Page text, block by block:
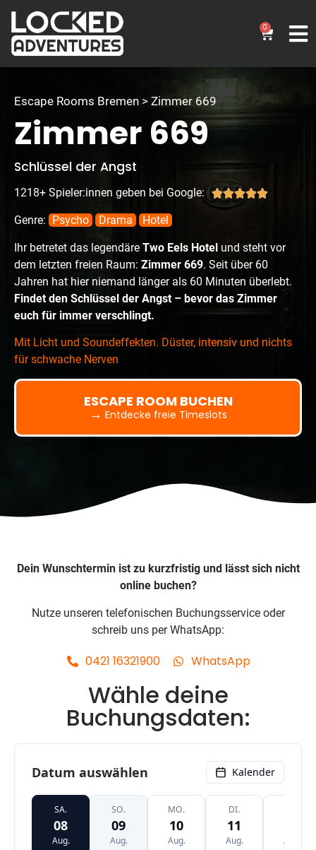
0
Escape Rooms Bremen > Zimmer 669
Zimmer 669
Schlüssel der Angst
1218+ Spieler:innen geben bei Google: 
Genre: Psycho Drama Hotel
Ihr betretet das legendäre Two Eels Hotel und steht vor
dem letzten freien Raum: Zimmer 669. Seit über 60
Jahren hat hier niemand länger als 60 Minuten überlebt.
Findet den Schlüssel der Angst – bevor das Zimmer
euch für immer verschlingt.
Mit Licht und Soundeffekten. Düster, intensiv und nichts
für schwache Nerven
ESCAPE ROOM BUCHEN
→ Entdecke freie Timeslots
Dein Wunschtermin ist zu kurzfristig und lässt sich nicht
online buchen?
Nutze unseren telefonischen Buchungsservice oder
schreib uns per WhatsApp:
0421 16321900 WhatsApp
Wähle deine
Buchungsdaten: